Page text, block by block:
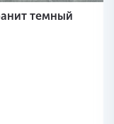
темный